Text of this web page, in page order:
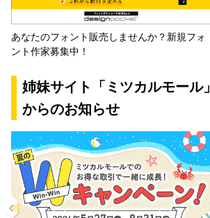
あなたのフォント販売しませんか？新規フォ
ント作家募集中！
姉妹サイト「ミツカルモール」
からのお知らせ